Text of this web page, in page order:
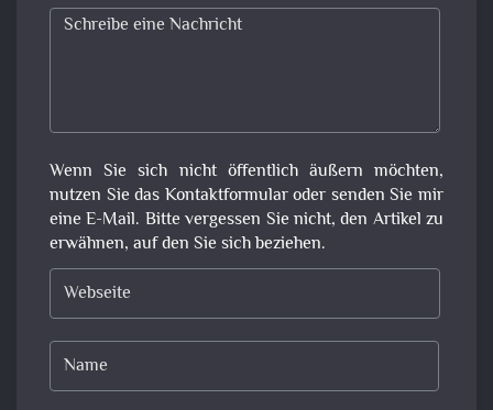
Wenn Sie sich nicht öffentlich äußern möchten,
nutzen Sie das Kontaktformular oder senden Sie mir
eine E-Mail. Bitte vergessen Sie nicht, den Artikel zu
erwähnen, auf den Sie sich beziehen.